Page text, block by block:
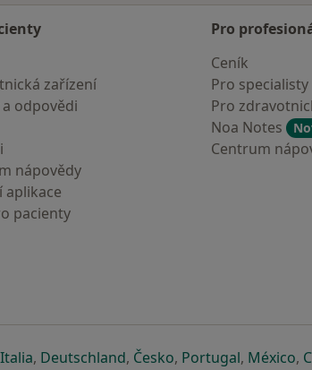
zařízení
odpovědi
nápovědy
aplikace
pacienty
Pro
Ceník
Pro specialisty
Pro
Noa Notes
Centrum
nové záložce
otevře v nové záložce
Italiase otevře v nové záložce
, Deutschlandse otevře v nové záložce
, Českose otevře v nové
, Portugalse otevře
, México,